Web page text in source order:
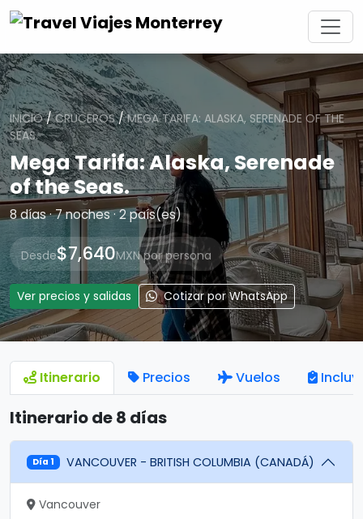
INICIO/CRUCEROS/MEGA TARIFA: ALASKA, SERENADE OF THE
SEAS.
Mega Tarifa: Alaska, Serenade
of the Seas.
8 días · 7 noches · 2 país(es)
Desde$7,640MXN por persona
Ver precios y salidas Cotizar por WhatsApp
Itinerario Precios Vuelos
Itinerario de 8 días
Día 1 VANCOUVER - BRITISH COLUMBIA (CANADÁ)
Vancouver